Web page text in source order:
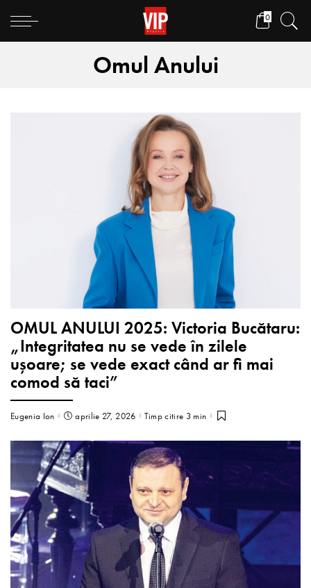
0
Omul Anului
OMUL ANULUI 2025: Victoria Bucătaru:
„Integritatea nu se vede în zilele
ușoare; se vede exact când ar fi mai
comod să taci”
Eugenia Ion aprilie 27, 2026 Timp citire 3 min